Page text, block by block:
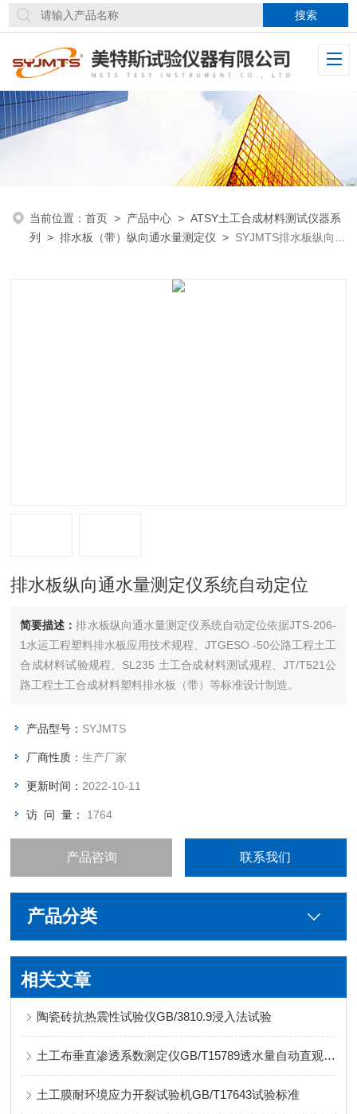
当前位置：首页 > 产品中心 >ATSY土工合成材料测试仪器系
列
>排水板（带）纵向通水量测定仪 > SYJMTS排水板纵向通
排水板纵向通水量测定仪系统自动定位
简要描述：排水板纵向通水量测定仪系统自动定位依据JTS-206-
1水运工程塑料排水板应用技术规程、JTGESO -50公路工程土工
合成材料试验规程、SL235 土工合成材料测试规程、JT/T521公
路工程土工合成材料塑料排水板（带）等标准设计制造。
产品型号： SYJMTS
厂商性质：生产厂家
更新时间： 2022-10-11
访 问 量： 1764
产品咨询 联系我们
产品分类
相关文章
陶瓷砖抗热震性试验仪GB/3810.9浸入法试验
土工布垂直渗透系数测定仪GB/T15789透水量自动直观显示
土工膜耐环境应力开裂试验机GB/T17643试验标准